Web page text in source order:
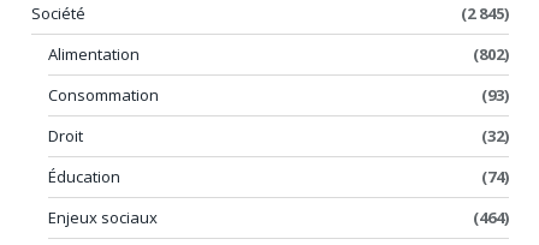
Société
(2 845)
Alimentation
(802)
Consommation
(93)
Droit
(32)
Éducation
(74)
Enjeux sociaux
(464)